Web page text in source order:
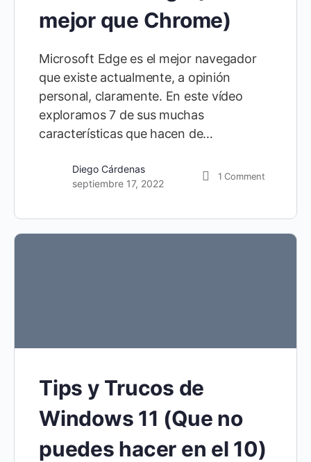
mejor que Chrome)
Microsoft Edge es el mejor navegador
que existe actualmente, a opinión
personal, claramente. En este vídeo
exploramos 7 de sus muchas
características que hacen de…
Diego Cárdenas
septiembre 17, 2022
1Comment
Tips y Trucos de
Windows 11 (Que no
puedes hacer en el 10)